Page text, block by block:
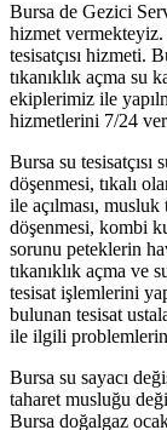
Bursa de Gezici
hizmet vermekteyiz.
tesisatçısı hizmeti.
tıkanıklık açma su
ekiplerimiz ile
hizmetlerini 7/24
Bursa su tesisatçısı
döşenmesi, tıkalı
ile açılması,
döşenmesi, kombi
sorunu peteklerin
tıkanıklık açma ve
tesisat işlemlerini
bulunan tesisat
ile ilgili
Bursa su sayacı
taharet musluğu
Bursa doğalgaz